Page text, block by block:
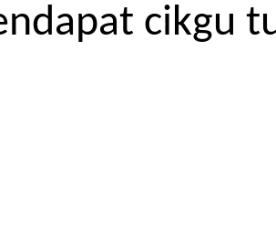
cikgu